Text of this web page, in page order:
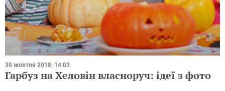
30 жовтня 2018, 14:03
Гарбуз на Хеловін власноруч: ідеї з фото